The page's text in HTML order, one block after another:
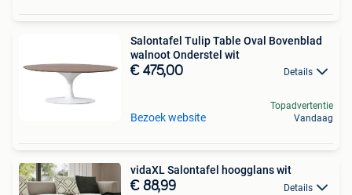
Salontafel Tulip Table Oval Bovenblad
walnoot Onderstel wit
€ 475,00 Details
Bezoek website
Topadvertentie
Vandaag
vidaXL Salontafel hoogglans wit
€ 88,99 Details